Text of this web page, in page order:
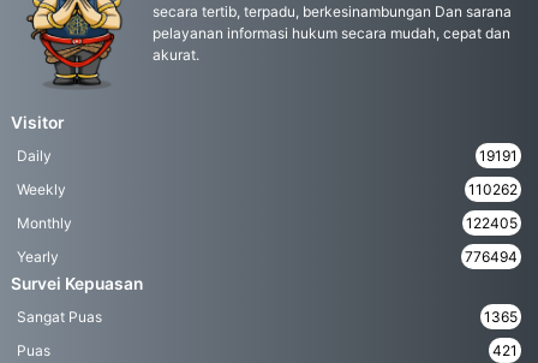
secara tertib, terpadu, berkesinambungan Dan sarana
pelayanan informasi hukum secara mudah, cepat dan
akurat.
Visitor
Daily
19191
Weekly
110262
Monthly
122405
Yearly
776494
Survei Kepuasan
Sangat Puas
1365
Puas
421